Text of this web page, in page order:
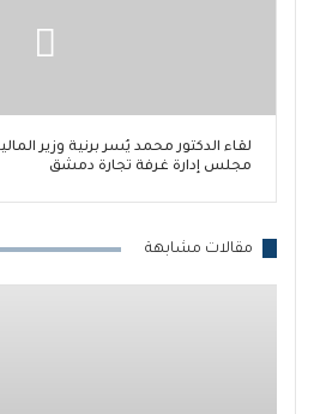
لقاء الدكتور محمد يُسر برنية وزير
مجلس إدارة غرفة تجارة دمشق
مقالات مشابهة